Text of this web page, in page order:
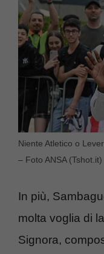
Niente Atletico o
– Foto ANSA (Tshot.it)
In più,
molta voglia di
Signora,